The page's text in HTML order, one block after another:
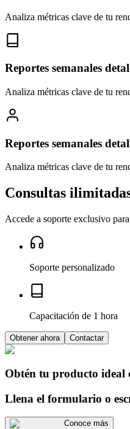
Analiza métricas clave de tu
Reportes semanales
Analiza métricas clave de tu
Reportes semanales
Analiza métricas clave de tu
Consultas
Accede a soporte exclusivo
Soporte personalizado
Capacitación de 1 hora
Obtener ahora Contactar
Obtén tu producto ideal
Llena el formulario o
Conoce más